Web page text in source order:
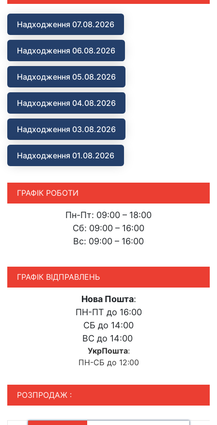
Надходження 07.08.2026
Надходження 06.08.2026
Надходження 05.08.2026
Надходження 04.08.2026
Надходження 03.08.2026
Надходження 01.08.2026
ГРАФІК РОБОТИ
Пн-Пт: 09:00 – 18:00
Сб: 09:00 – 16:00
Вс: 09:00 – 16:00
ГРАФІК ВІДПРАВЛЕНЬ
Нова Пошта:
ПН-ПТ до 16:00
СБ до 14:00
ВС до 14:00
УкрПошта:
ПН-СБ до 12:00
РОЗПРОДАЖ :